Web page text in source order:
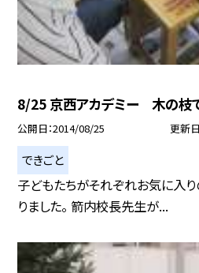
8/25 京西アカデミー 木の枝
公開日 2014/08/25 更新日
できごと
子どもたちがそれぞれお気に入
りました。 箭内校長先生が...